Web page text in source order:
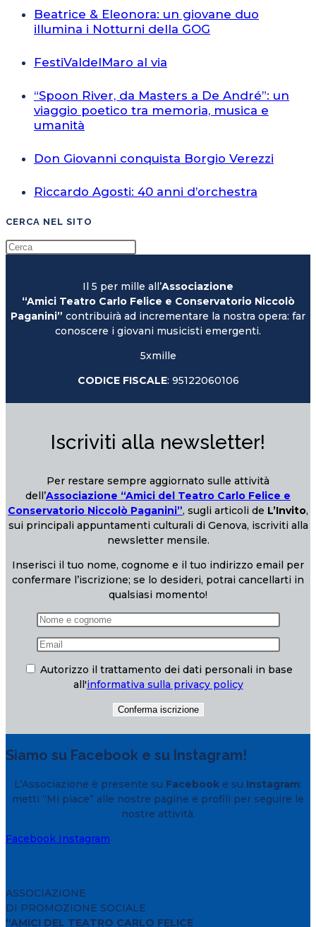
Beatrice & Eleonora: un giovane duo
illumina i Notturni della GOG
FestiValdelMaro al via
“Spoon River, da Masters a De André”: un
viaggio poetico tra memoria, musica e
umanità
Don Giovanni conquista Borgio Verezzi
Riccardo Agosti: 40 anni d’orchestra
CERCA NEL SITO
Il 5 per mille all’Associazione
“Amici Teatro Carlo Felice e Conservatorio Niccolò
Paganini” contribuirà ad incrementare la nostra opera: far
conoscere i giovani musicisti emergenti.
5xmille
CODICE FISCALE: 95122060106
Iscriviti alla newsletter!
Per restare sempre aggiornato sulle attività
dell’Associazione “Amici del Teatro Carlo Felice e
Conservatorio Niccolò Paganini”, sugli articoli de L’Invito,
sui principali appuntamenti culturali di Genova, iscriviti alla
newsletter mensile.
Inserisci il tuo nome, cognome e il tuo indirizzo email per
confermare l’iscrizione; se lo desideri, potrai cancellarti in
qualsiasi momento!
Autorizzo il trattamento dei dati personali in base
all'informativa sulla privacy policy
Siamo su Facebook e su Instagram!
L’Associazione è presente su Facebook e su Instagram:
metti “Mi piace” alle nostre pagine e profili per seguire le
nostre attività.
Facebook Instagram
ASSOCIAZIONE
DI PROMOZIONE SOCIALE
“AMICI DEL TEATRO CARLO FELICE